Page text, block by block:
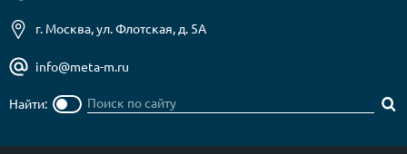
г. Москва, ул. Флотская, д. 5А
info@meta-m.ru
Найти: